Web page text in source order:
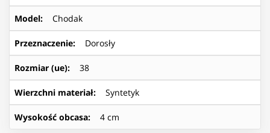
Model: Chodak
Przeznaczenie: Dorosły
Rozmiar (ue): 38
Wierzchni materiał: Syntetyk
Wysokość obcasa: 4 cm